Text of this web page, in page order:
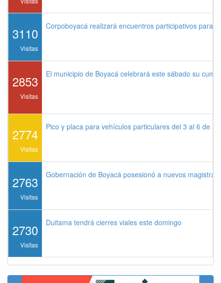
3110
Visitas
Corpoboyacá realizará encuentros participativos para
2853
Visitas
El municipio de Boyacá celebrará este sábado su
2774
Visitas
Pico y placa para vehículos particulares del 3 al 6 de
2763
Visitas
Gobernación de Boyacá posesionó a nuevos
2730
Visitas
Duitama tendrá cierres viales este domingo